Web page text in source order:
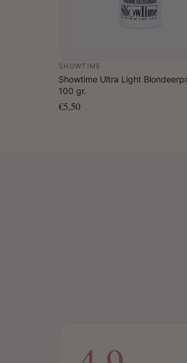
SHOWTIME
Showtime Ultra Light
100 gr.
€5,50